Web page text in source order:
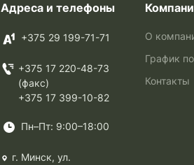
Адреса и телефоны
+375 29 199-71-71
+375 17 220-48-73
(факс)
+375 17 399-10-82
Пн–Пт: 9:00–18:00
г. Минск, ул.
О
График
Контакты